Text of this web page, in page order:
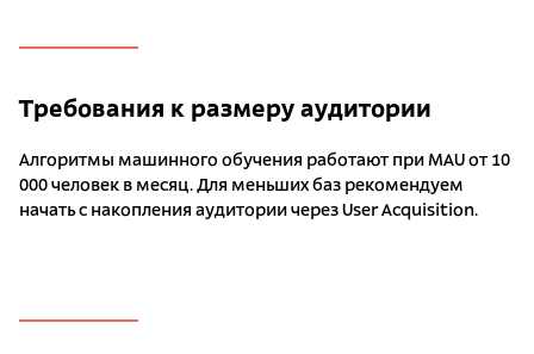
Требования к размеру аудитории
Алгоритмы машинного обучения работают при MAU от 10
000 человек в месяц. Для меньших баз рекомендуем
начать с накопления аудитории через User Acquisition.